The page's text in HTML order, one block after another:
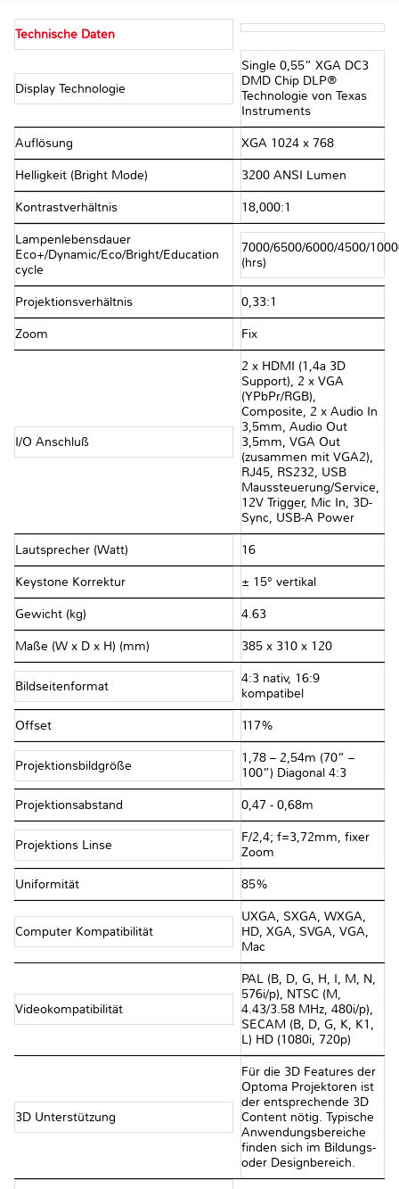
Technische Daten
Display Technologie
Single 0,55” XGA DC3
DMD Chip DLP®
Technologie von Texas
Instruments
Auflösung XGA 1024 x 768
Helligkeit (Bright Mode) 3200 ANSI Lumen
Kontrastverhältnis 18,000:1
Lampenlebensdauer
Eco+/Dynamic/Eco/Bright/Education
cycle
7000/6500/6000/4500/
(hrs)
Projektionsverhältnis 0,33:1
Zoom Fix
I/O Anschluß
2 x HDMI (1,4a 3D
Support), 2 x VGA
(YPbPr/RGB),
Composite, 2 x Audio In
3,5mm, Audio Out
3,5mm, VGA Out
(zusammen mit VGA2),
RJ45, RS232, USB
Maussteuerung/Service,
12V Trigger, Mic In, 3D-
Sync, USB-A Power
Lautsprecher (Watt) 16
Keystone Korrektur ± 15° vertikal
Gewicht (kg) 4.63
Maße (W x D x H) (mm) 385 x 310 x 120
Bildseitenformat
4:3 nativ, 16:9
kompatibel
Offset 117%
Projektionsbildgröße
1,78 – 2,54m (70” –
100”) Diagonal 4:3
Projektionsabstand 0,47 - 0,68m
Projektions Linse
F/2,4; f=3,72mm, fixer
Zoom
Uniformität 85%
Computer Kompatibilität
UXGA, SXGA, WXGA,
HD, XGA, SVGA, VGA,
Mac
Videokompatibilität
PAL (B, D, G, H, I, M, N,
576i/p), NTSC (M,
4.43/3.58 MHz, 480i/p),
SECAM (B, D, G, K, K1,
L) HD (1080i, 720p)
3D Unterstützung
Für die 3D Features der
Optoma Projektoren ist
der entsprechende 3D
Content nötig. Typische
Anwendungsbereiche
finden sich im Bildungs-
oder Designbereich.